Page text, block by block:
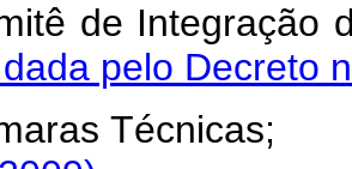
de
pelo Decreto